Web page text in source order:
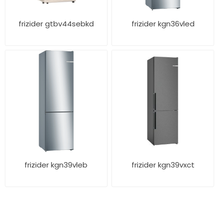
frizider gtbv44sebkd frizider kgn36vled
frizider kgn39vleb frizider kgn39vxct